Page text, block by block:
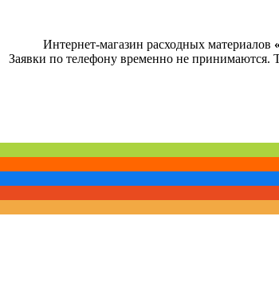
Интернет-магазин расходных материалов
Заявки по телефону временно не принимаются.